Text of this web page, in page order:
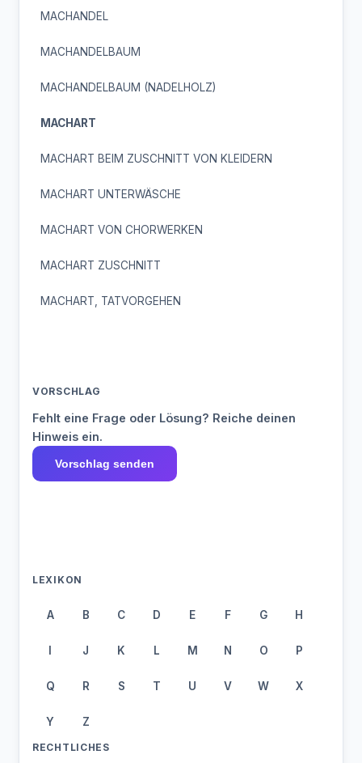
MACHANDEL
MACHANDELBAUM
MACHANDELBAUM (NADELHOLZ)
MACHART
MACHART BEIM ZUSCHNITT VON KLEIDERN
MACHART UNTERWÄSCHE
MACHART VON CHORWERKEN
MACHART ZUSCHNITT
MACHART, TATVORGEHEN
VORSCHLAG
Fehlt eine Frage oder Lösung? Reiche deinen
Hinweis ein.
Vorschlag senden
LEXIKON
A B C D E F G H
I J K L M N O P
Q R S T U V W X
Y Z
RECHTLICHES